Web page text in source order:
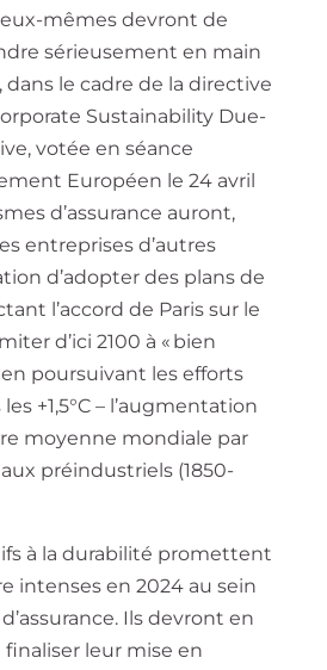
mêmes devront de
sérieusement en main
dans le cadre de la directive
Sustainability Due-
votée en séance
Européen le 24 avril
d’assurance auront,
entreprises d’autres
d’adopter des plans de
l’accord de Paris sur le
d’ici 2100 à « bien
en poursuivant les efforts
+1,5°C – l’augmentation
moyenne mondiale par
préindustriels (1850-
à la durabilité promettent
intenses en 2024 au sein
Ils devront en
leur mise en